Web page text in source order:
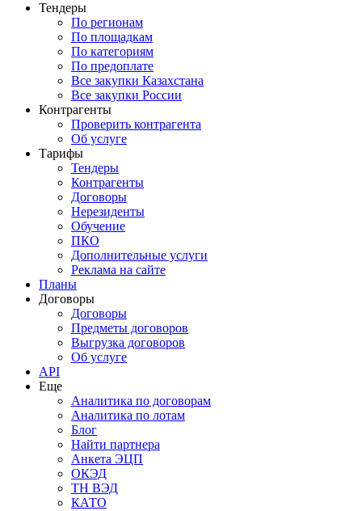
Тендеры
По регионам
По площадкам
По категориям
По предоплате
Все закупки Казахстана
Все закупки России
Контрагенты
Проверить контрагента
Об услуге
Тарифы
Тендеры
Контрагенты
Договоры
Нерезиденты
Обучение
ПКО
Дополнительные услуги
Реклама на сайте
Планы
Договоры
Договоры
Предметы договоров
Выгрузка договоров
Об услуге
API
Еще
Аналитика по договорам
Аналитика по лотам
Блог
Найти партнера
Анкета ЭЦП
ОКЭД
ТН ВЭД
КАТО